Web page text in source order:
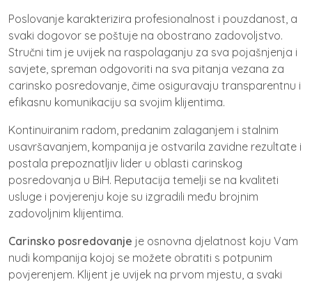
Poslovanje karakterizira profesionalnost i pouzdanost, a
svaki dogovor se poštuje na obostrano zadovoljstvo.
Stručni tim je uvijek na raspolaganju za sva pojašnjenja i
savjete, spreman odgovoriti na sva pitanja vezana za
carinsko posredovanje, čime osiguravaju transparentnu i
efikasnu komunikaciju sa svojim klijentima.
Kontinuiranim radom, predanim zalaganjem i stalnim
usavršavanjem, kompanija je ostvarila zavidne rezultate i
postala prepoznatljiv lider u oblasti carinskog
posredovanja u BiH. Reputacija temelji se na kvaliteti
usluge i povjerenju koje su izgradili među brojnim
zadovoljnim klijentima.
Carinsko posredovanje je osnovna djelatnost koju Vam
nudi kompanija kojoj se možete obratiti s potpunim
povjerenjem. Klijent je uvijek na prvom mjestu, a svaki